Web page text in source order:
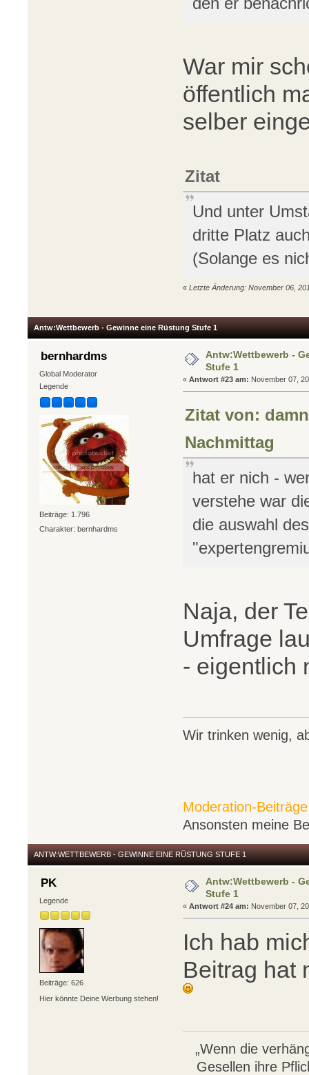
War mir
öffentlich
selber
Zitat
Und unter
dritte Platz
(Solange es
«Letzte Änderung: November 06,
Antw:Wettbewerb - Gewinne eine Rüstung Stufe 1
bernhardms
Global Moderator
Legende
Beiträge: 1.796
Charakter: bernhardms
Antw:Wettbewerb -
Stufe 1
«Antwort #23 am: November 07,
Zitat von:
Nachmittag
hat er nich -
verstehe war
die auswahl
Naja, der
Umfrage
- eigentlich
Wir trinken wenig,
Moderation-
Ansonsten meine
ANTW:WETTBEWERB - GEWINNE EINE RÜSTUNG STUFE 1
PK
Legende
Beiträge: 626
Hier könnte Deine Werbung stehen!
Antw:Wettbewerb -
Stufe 1
«Antwort #24 am: November 07,
Ich hab
Beitrag hat
„Wenn die
Gesellen ihre